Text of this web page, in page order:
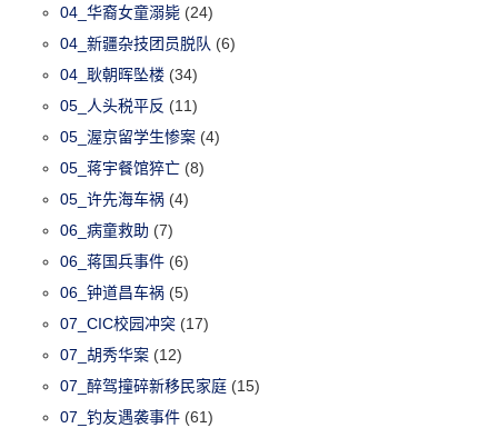
04_华裔女童溺毙 (24)
04_新疆杂技团员脱队 (6)
04_耿朝晖坠楼 (34)
05_人头税平反 (11)
05_渥京留学生惨案 (4)
05_蒋宇餐馆猝亡 (8)
05_许先海车祸 (4)
06_病童救助 (7)
06_蒋国兵事件 (6)
06_钟道昌车祸 (5)
07_CIC校园冲突 (17)
07_胡秀华案 (12)
07_醉驾撞碎新移民家庭 (15)
07_钓友遇袭事件 (61)